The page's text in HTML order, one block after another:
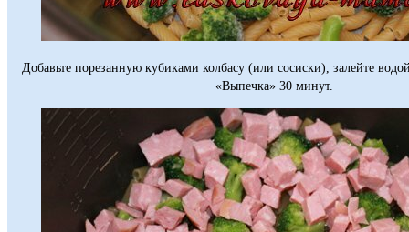
Добавьте порезанную кубиками колбасу (или сосиски), залейте
«Выпечка» 30 минут.